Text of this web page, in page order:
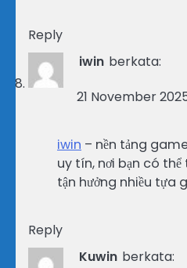
Reply
iwin berkata:
21 November
iwin – nền tảng
uy tín, nơi bạn có
tận hưởng nhiều tựa
Reply
Kuwin berkata: